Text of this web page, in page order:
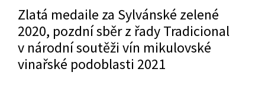
Zlatá medaile za Sylvánské zelené
2020, pozdní sběr z řady Tradicional
v národní soutěži vín mikulovské
vinařské podoblasti 2021